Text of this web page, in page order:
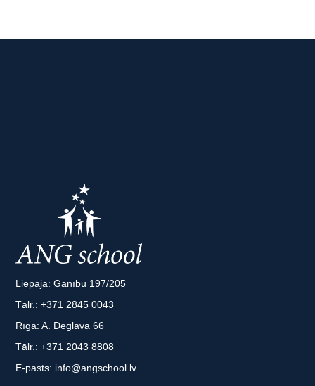
Liepāja: Ganību 197/205
Tālr.:+371 2845 0043
Rīga: A. Deglava 66
Tālr.:+371 2043 8808
E-pasts: info@angschool.lv